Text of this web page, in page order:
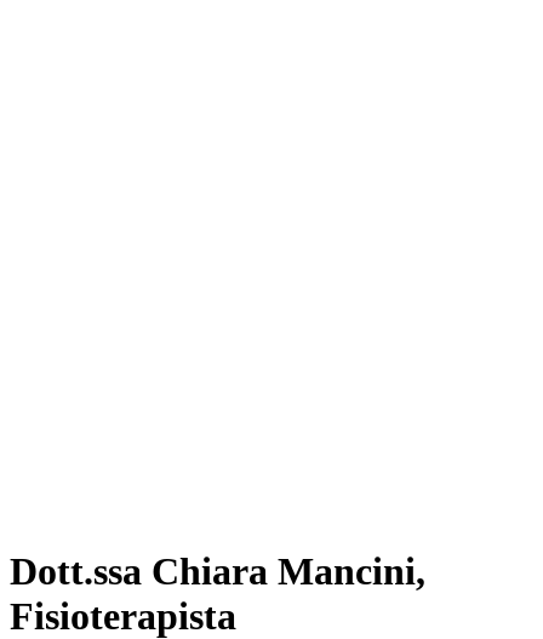
Dott.ssa Chiara Mancini,
Fisioterapista